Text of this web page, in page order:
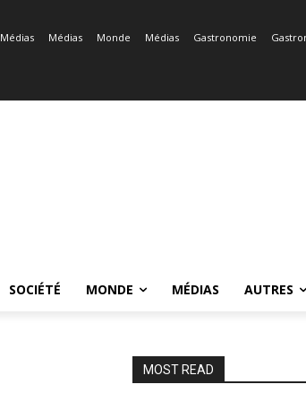
Médias Médias Monde Médias Gastronomie
SOCIÉTÉ MONDE MÉDIAS AUTRES
MOST READ